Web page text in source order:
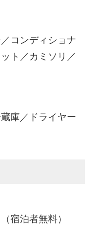
コンディショナ
ト／カミソリ／
庫／ドライヤー
宿泊者無料）